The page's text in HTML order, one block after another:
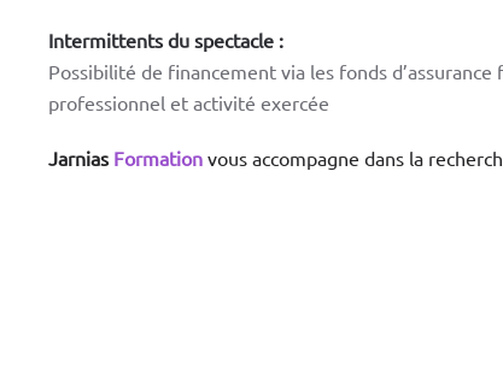
Intermittents du spectacle :
Possibilité de financement via les fonds
professionnel et activité exercée
Jarnias Formation vous accompagne dans la